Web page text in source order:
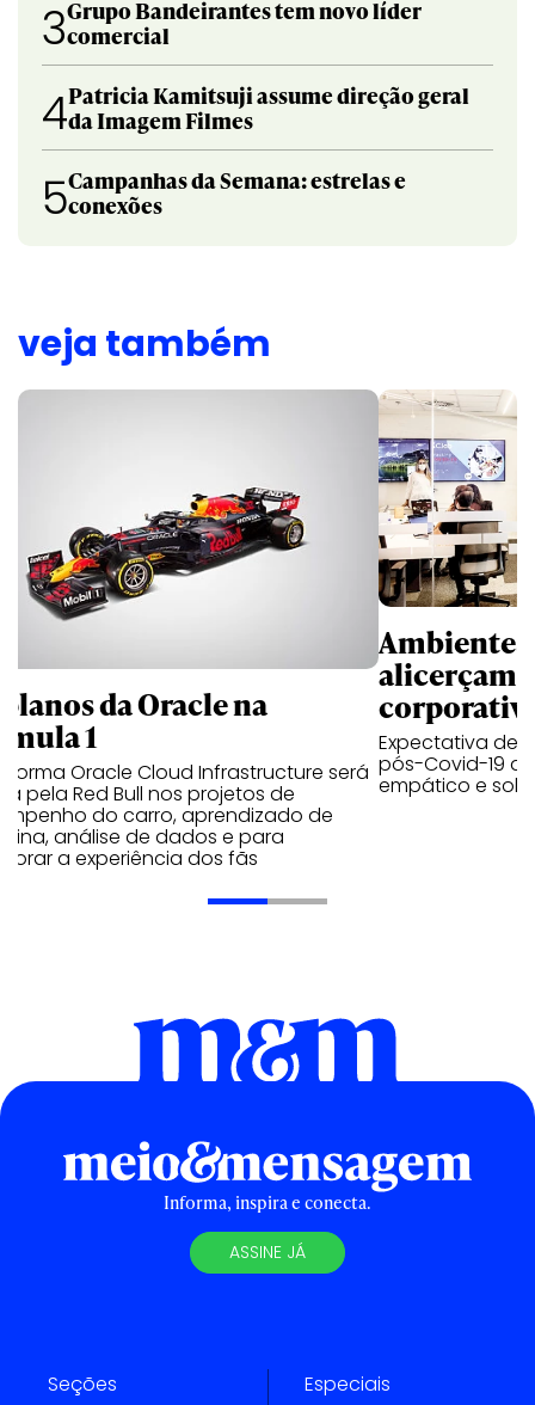
3Grupo Bandeirantes tem novo líder
comercial
4Patricia Kamitsuji assume direção geral
da Imagem Filmes
5Campanhas da Semana: estrelas e
conexões
veja também
da Oracle na
1
Oracle Cloud Infrastructure será
pela Red Bull nos projetos de
do carro, aprendizado de
análise de dados e para
a experiência dos fãs
Ambientes
alicerçam
Expectativa de
pós-Covid-19
empático e
Informa, inspira e conecta.
ASSINE JÁ
Seções Especiais